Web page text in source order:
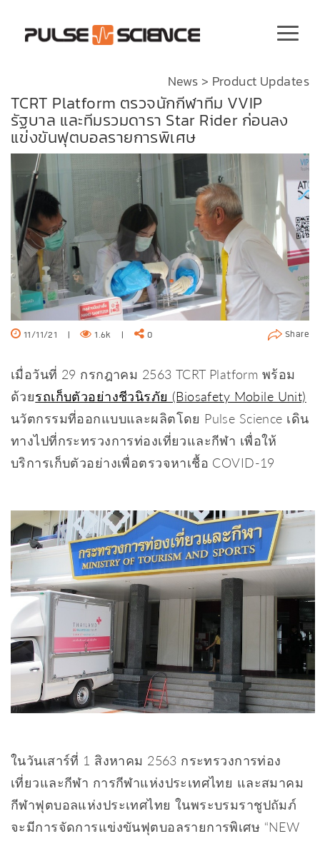
News > Product Updates
TCRT Platform ตรวจนักกีฬาทีม VVIP
รัฐบาล และทีมรวมดารา Star Rider ก่อนลง
แข่งขันฟุตบอลรายการพิเศษ
11/11/21 | 1.6k | 0 Share
เมื่อวันที่ 29 กรกฎาคม 2563 TCRT Platform พร้อม
ด้วยรถเก็บตัวอย่างชีวนิรภัย (Biosafety Mobile Unit)
นวัตกรรมที่ออกแบบและผลิตโดย Pulse Science เดิน
ทางไปที่กระทรวงการท่องเที่ยวและกีฬา เพื่อให้
บริการเก็บตัวอย่างเพื่อตรวจหาเชื้อ COVID-19
ในวันเสาร์ที่ 1 สิงหาคม 2563 กระทรวงการท่อง
เที่ยวและกีฬา การกีฬาแห่งประเทศไทย และสมาคม
กีฬาฟุตบอลแห่งประเทศไทย ในพระบรมราชูปถัมภ์
จะมีการจัดการแข่งขันฟุตบอลรายการพิเศษ “NEW